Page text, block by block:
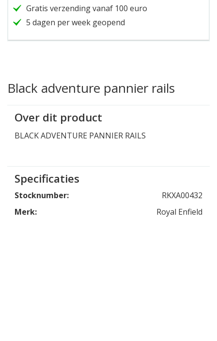
Black adventure pannier rails
Over dit product
BLACK ADVENTURE PANNIER RAILS
Specificaties
Stocknumber:
RKXA00432
Merk:
Royal Enfield
Gratis verzending vanaf 100 euro
5 dagen per week geopend